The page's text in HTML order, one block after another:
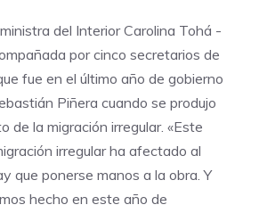
del Interior Carolina Tohá -
por cinco secretarios de
fue en el último año de gobierno
Piñera cuando se produjo
de la migración irregular. «Este
irregular ha afectado al
que ponerse manos a la obra. Y
hecho en este año de